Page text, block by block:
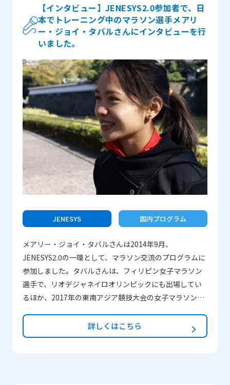
ミュニケーションを確立するのを助けるためには、日本
のあらゆる面をよく理解していることが不可欠です。そ
のため、私は自分の視野を広げようと決めました。日本
に関する興味と熱意を持ち、日本文化や日本語に関係す
る様々なイベント、例えば、映画週間、文化祭やワーク
ショップ、ボランティアやアートコンテストなどに参加
して経験を積みました。長年にわたって日本の世界観、
歴史、そして伝統についての本を読んできました。ま
た、日本の歴史ものの映画に魅了されました。 日本の
人々に出会い、日本とベラルーシは地理的に離れている
ものの、二国間には共通点があり、精神的に似ている部
分があると分かりました。そして、MIRAIプログラムに参
加することで、自分の仮定を確かめたく、また気づきを
広めたくなったのです。 さらに、私は常に旅に出て、新
しいことを見つけようとしてきました。勉強だけでは足
て輝いているように、このプログラムからたくさん学ぶ
も大学の先生たちが日本でのプログラムの良い点をたく
さん話してくれましたので、助言に従って申請し、幸運
にも参加することができました。 ―一番印象に残ってい
ることは何ですか？ それは日本そのものです。様々な
形、色と影、風味や好みなど全てが印象的でした。見
て、聞いて、食べて、自分が来日前に期待していたもの
と比べて楽しみました。外務省や名高い大学を訪問した
時、文化的なワークショップに参加した時、主催者や参
【インタビュー】JENESYS2.0参加者で、日
本でトレーニング中のマラソン選手メアリ
ー・ジョイ・タバルさんにインタビューを行
いました。
JENESYS 国内プログラム
メアリー・ジョイ・タバルさんは2014年9月、
JENESYS2.0の一環として、マラソン交流のプログラムに
参加しました。タバルさんは、フィリピン女子マラソン
選手で、リオデジャネイロオリンピックにも出場してい
るほか、2017年の東南アジア競技大会の女子マラソンで
お世話になったコーチと連絡を取り、2016年から日本で
のトレーニングを開始しました。現在は東京オリンピッ
詳しくはこちら